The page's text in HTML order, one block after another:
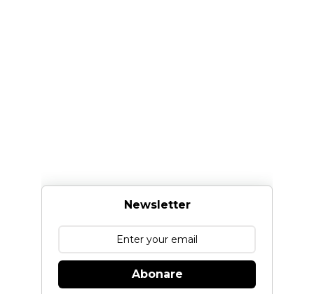
Newsletter
Abonare